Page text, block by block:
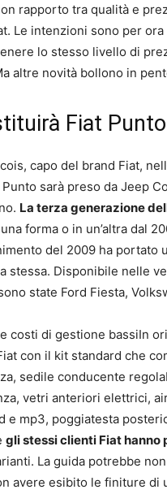
rapporto tra qualità e
Le intenzioni sono per
lo stesso livello di
altre novità bollono in
Fiat Punto
capo del brand Fiat,
sarà preso da Jeep
La terza generazione
forma o in un’altra dal
del 2009 ha portato
stessa. Disponibile nelle
state Ford Fiesta,
costi di gestione bassiIn
con il kit standard che
sedile conducente
vetri anteriori elettrici,
e mp3, poggiatesta
gli stessi clienti Fiat hanno
La guida potrebbe
avere esibito le finiture di